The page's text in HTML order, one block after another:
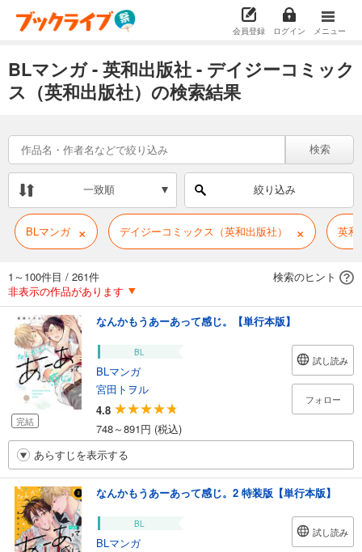
会員登録 ログイン メニュー
BLマンガ - 英和出版社 - デイジーコミック
ス（英和出版社）の検索結果
検索
一致順 絞り込み
BLマンガ × デイジーコミックス（英和出版社） × 英和
1～100件目 / 261件
検索のヒント
非表示の作品があります
完結
なんかもうあーあって感じ。【単行本版】
BL
BLマンガ
宮田トヲル
4.8
748～891円 (税込)
試し読み
フォロー
あらすじを表示する
なんかもうあーあって感じ。2 特装版【単行本版】
BL
BLマンガ
試し読み